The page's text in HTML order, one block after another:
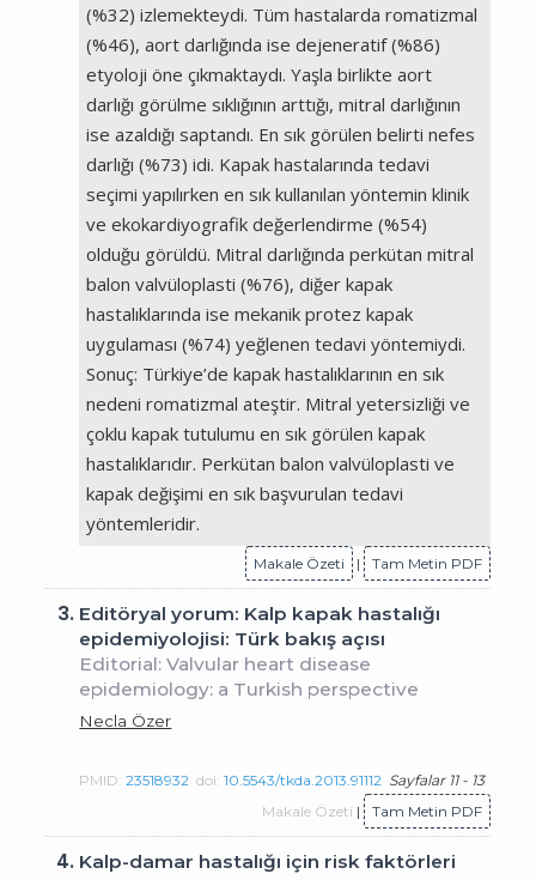
(%32) izlemekteydi. Tüm hastalarda romatizmal
(%46), aort darlığında ise dejeneratif (%86)
etyoloji öne çıkmaktaydı. Yaşla birlikte aort
darlığı görülme sıklığının arttığı, mitral darlığının
ise azaldığı saptandı. En sık görülen belirti nefes
darlığı (%73) idi. Kapak hastalarında tedavi
seçimi yapılırken en sık kullanılan yöntemin klinik
ve ekokardiyografik değerlendirme (%54)
olduğu görüldü. Mitral darlığında perkütan mitral
balon valvüloplasti (%76), diğer kapak
hastalıklarında ise mekanik protez kapak
uygulaması (%74) yeğlenen tedavi yöntemiydi.
Sonuç: Türkiye’de kapak hastalıklarının en sık
nedeni romatizmal ateştir. Mitral yetersizliği ve
çoklu kapak tutulumu en sık görülen kapak
hastalıklarıdır. Perkütan balon valvüloplasti ve
kapak değişimi en sık başvurulan tedavi
yöntemleridir.
Makale Özeti | Tam Metin PDF
3. Editöryal yorum: Kalp kapak hastalığı
epidemiyolojisi: Türk bakış açısı
Editorial: Valvular heart disease
epidemiology: a Turkish perspective
Necla Özer
PMID:23518932 doi:10.5543/tkda.2013.91112 Sayfalar 11 - 13
Makale Özeti | Tam Metin PDF
4. Kalp-damar hastalığı için risk faktörleri